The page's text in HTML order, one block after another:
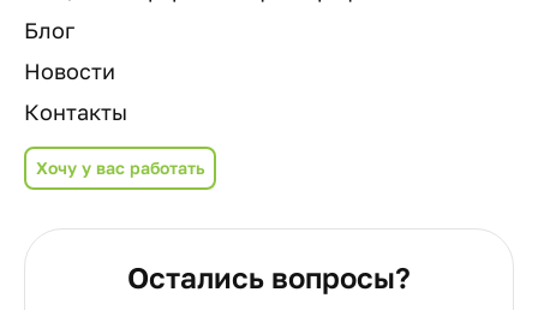
Блог
Новости
Контакты
Хочу у вас работать
Остались вопросы?